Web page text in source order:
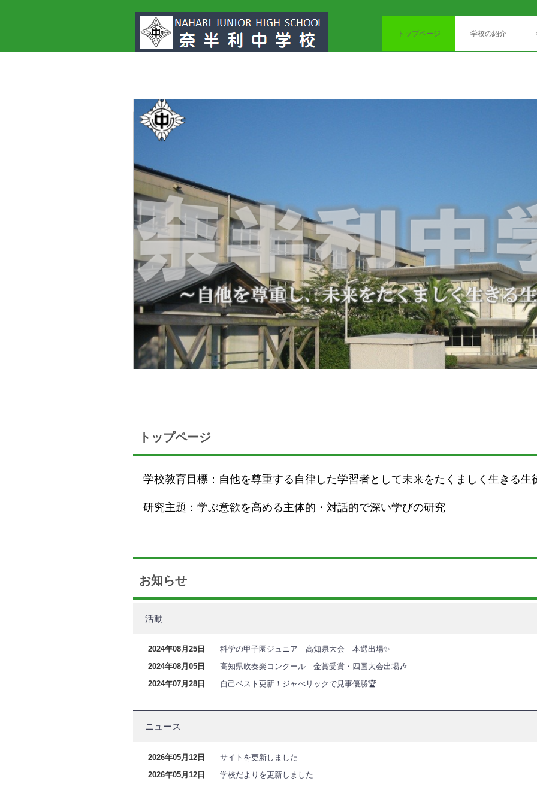
トップページ 学校の紹介
トップページ
学校教育目標：自他を尊重する自律した学習者として未来をたくましく生きる生
研究主題：学ぶ意欲を高める主体的・対話的で深い学びの研究
お知らせ
活動
2024年08月25日
科学の甲子園ジュニア 高知県大会 本選出場✨
2024年08月05日
高知県吹奏楽コンクール 金賞受賞・四国大会出場🎶
2024年07月28日
自己ベスト更新！ジャべリックで見事優勝🏆
ニュース
2026年05月12日
サイトを更新しました
2026年05月12日
学校だよりを更新しました